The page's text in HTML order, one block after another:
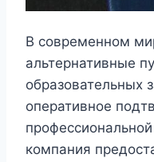
В современном
альтернативные
образовательных
оперативное
компания